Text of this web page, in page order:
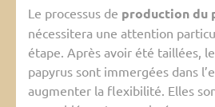
Le processus de production du
nécessitera une attention
étape. Après avoir été taillées,
papyrus sont immergées dans
augmenter la flexibilité. Elles